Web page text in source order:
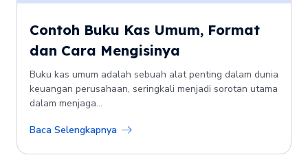
Contoh Buku Kas Umum, Format
dan Cara Mengisinya
Buku kas umum adalah sebuah alat penting dalam dunia
keuangan perusahaan, seringkali menjadi sorotan utama
dalam menjaga...
Baca Selengkapnya